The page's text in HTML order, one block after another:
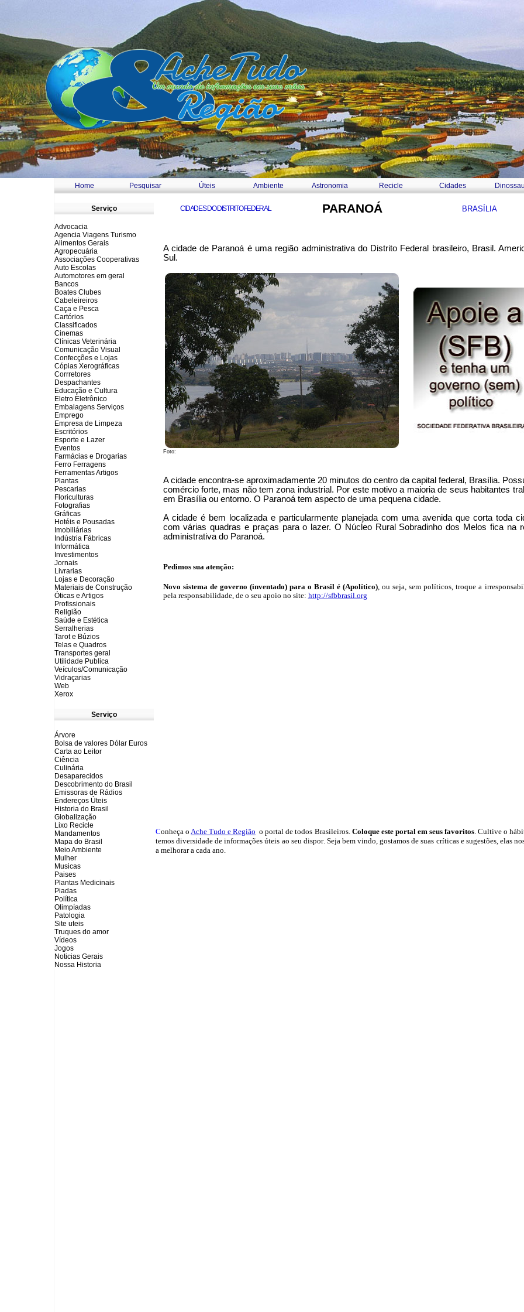
Home Pesquisar Úteis Ambiente Astronomia Recicle Cidades
Serviço
Advocacia
Agencia Viagens Turismo
Alimentos Gerais
Agropecuária
Associações Cooperativas
Auto Escolas
Automotores em geral
Bancos
Boates Clubes
Cabeleireiros
Caça e Pesca
Cartórios
Classificados
Cinemas
Clínicas Veterinária
Comunicação Visual
Confecções e Lojas
Cópias Xerográficas
Corrretores
Despachantes
Educação e Cultura
Eletro Eletrônico
Embalagens Serviços
Emprego
Empresa de Limpeza
Escritórios
Esporte e Lazer
Eventos
Farmácias e Drogarias
Ferro Ferragens
Ferramentas Artigos
Plantas
Pescarias
Floriculturas
Fotografias
Gráficas
Hotéis e Pousadas
Imobiliárias
Indústria Fábricas
Informática
Investimentos
Jornais
Livrarias
Lojas e Decoração
Materiais de Construção
Óticas e Artigos
Profissionais
Religião
Saúde e Estética
Serralherias
Tarot e Búzios
Telas e Quadros
Transportes geral
Utilidade Publica
Veículos/Comunicação
Vidraçarias
Web
Xerox
Serviço
Árvore
Bolsa de valores Dólar Euros
Carta ao Leitor
Ciência
Culinária
Desaparecidos
Descobrimento do Brasil
Emissoras de Rádios
Endereços Úteis
Historia do Brasil
Globalização
Lixo Recicle
Mandamentos
Mapa do Brasil
Meio Ambiente
Mulher
Musicas
Paises
Plantas Medicinais
Piadas
Política
Olimpíadas
Patologia
Site uteis
Truques do amor
Vídeos
Jogos
Noticias Gerais
Nossa Historia
PARANOÁ
CIDADES DO DISTRITO FEDERAL BRASÍLIA
A cidade de Paranoá é uma região administrativa do Distrito Federal brasileiro, Brasil.
Sul.
Foto:
A cidade encontra-se aproximadamente 20 minutos do centro da capital federal, Brasília.
comércio forte, mas não tem zona industrial. Por este motivo a maioria de seus habitantes
em Brasília ou entorno. O Paranoá tem aspecto de uma pequena cidade.
A cidade é bem localizada e particularmente planejada com uma avenida que corta toda
com várias quadras e praças para o lazer. O Núcleo Rural Sobradinho dos Melos fica na
administrativa do Paranoá.
Pedimos sua atenção:
Novo sistema de governo (inventado) para o Brasil é (Apolítico), ou seja, sem políticos, troque a
pela responsabilidade, de o seu apoio no site: http://sfbbrasil.org
Conheça oAche Tudo e Região o portalde todos Brasileiros. Coloque este portal em seus favoritos. Cultive o
temosdiversidade de informações úteis ao seu dispor. Seja bem vindo, gostamos de suas críticas e sugestões, elas
a melhorar a cada ano.